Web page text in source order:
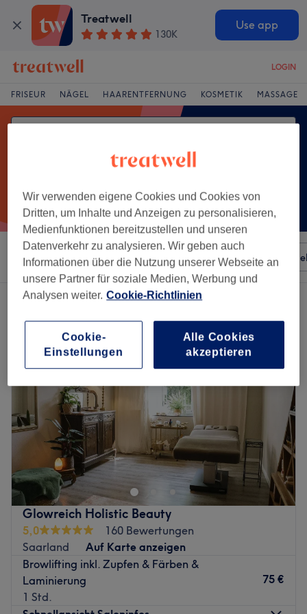
Treatwell
130K
Use app
LOGIN
FRISEUR NÄGEL HAARENTFERNUNG KOSMETIK MASSAGE
Sortieren nach Besonderheiten Salons
Ein Salon, der anbietet: extras kosmetik in Weiskirchen
Glowreich Holistic Beauty
5,0
160 Bewertungen
Saarland
Auf Karte anzeigen
Browlifting inkl. Zupfen & Färben &
Laminierung
1 Std.
75 €
Wir verwenden eigene Cookies und Cookies von
Dritten, um Inhalte und Anzeigen zu personalisieren,
Medienfunktionen bereitzustellen und unseren
Datenverkehr zu analysieren. Wir geben auch
Informationen über die Nutzung unserer Webseite an
unsere Partner für soziale Medien, Werbung und
Analysen weiter. Cookie-Richtlinien
Cookie-
Einstellungen
Alle Cookies
akzeptieren